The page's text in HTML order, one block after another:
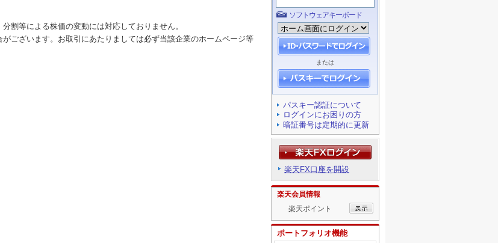
割等による株価の変動には対応しておりません。
ございます。お取引にあたりましては必ず当該企業のホームページ等
ソフトウェアキーボード
または
パスキー認証について
ログインにお困りの方
暗証番号は定期的に更新
楽天FX口座を開設
楽天会員情報
楽天ポイント
ポートフォリオ機能